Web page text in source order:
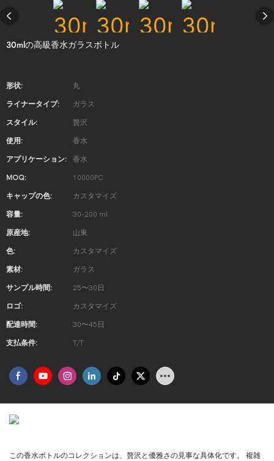
30mlの高級香水ガラスボトル
形状: 丸
ライナータイプ: ガラス
スタイル: 贅沢
使用: 香水
アプリケーション: 香水
MOQ: 10000PC
キャップの色: カスタマイズ
容量: 30-200 ml
原産地: 山東
色: カスタマイズ
素材: ガラス
サンプル時間: 25〜30日
ロゴ: カスタマイズ
配達時間: 30〜45日
支払条件: T/T
この香水ボトルのコレクションは、贅沢と優雅さの見事な具体化です。 複雑